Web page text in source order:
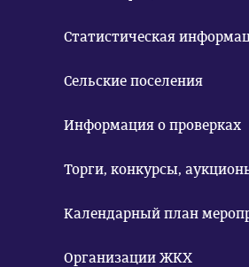
Статистическая
Сельские поселения
Информация о проверках
Торги, конкурсы,
Календарный план
Организации ЖКХ